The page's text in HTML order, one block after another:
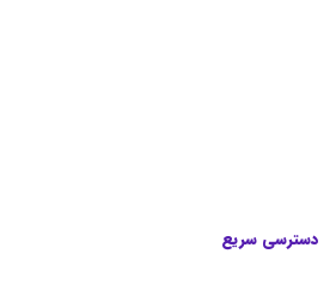
دسترسی سریع